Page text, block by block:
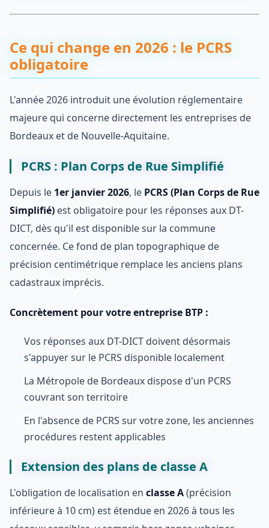
Ce qui change en 2026 : le PCRS
obligatoire
L'année 2026 introduit une évolution réglementaire
majeure qui concerne directement les entreprises de
Bordeaux et de Nouvelle-Aquitaine.
PCRS : Plan Corps de Rue Simplifié
Depuis le 1er janvier 2026, le PCRS (Plan Corps de Rue
Simplifié) est obligatoire pour les réponses aux DT-
DICT, dès qu'il est disponible sur la commune
concernée. Ce fond de plan topographique de
précision centimétrique remplace les anciens plans
cadastraux imprécis.
Concrètement pour votre entreprise BTP :
Vos réponses aux DT-DICT doivent désormais
s'appuyer sur le PCRS disponible localement
La Métropole de Bordeaux dispose d'un PCRS
couvrant son territoire
En l'absence de PCRS sur votre zone, les anciennes
procédures restent applicables
Extension des plans de classe A
L'obligation de localisation en classe A(précision
inférieure à 10 cm) est étendue en 2026 à tous les